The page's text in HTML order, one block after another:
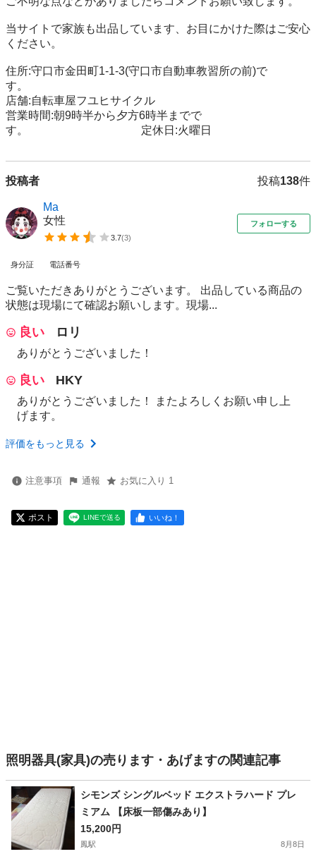
当サイトで家族も出品しています、お目にかけた際はご安心
ください。
住所:守口市金田町1-1-3(守口市自動車教習所の前)で
す。
店舗:自転車屋フユヒサイクル
営業時間:朝9時半から夕方6時半までで
す。　　　　　　　　　　定休日:火曜日
投稿者 投稿138件
Ma
女性
3.7(3)
フォローする
身分証 電話番号
ご覧いただきありがとうございます。 出品している商品の
状態は現場にて確認お願いします。現場...
良い ロリ
ありがとうございました！
良い HKY
ありがとうございました！ またよろしくお願い申し上
げます。
評価をもっと見る
注意事項 通報 お気に入り 1
ポスト LINEで送る いいね！
照明器具(家具)の売ります・あげますの関連記事
シモンズ シングルベッド エクストラハード プレ
ミアム 【床板一部傷みあり】
15,200円
鳳駅 8月8日